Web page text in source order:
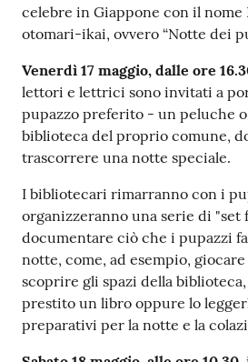
celebre in Giappone con il
otomari-ikai, ovvero “Notte dei
Venerdì 17 maggio, dalle ore
lettori e lettrici sono invitati a
pupazzo preferito - un peluche o
biblioteca del proprio comune,
trascorrere una notte speciale.
I bibliotecari rimarranno con i
organizzeranno una serie di "set
documentare ciò che i pupazzi
notte, come, ad esempio,
scoprire gli spazi della
prestito un libro oppure lo
preparativi per la notte e la